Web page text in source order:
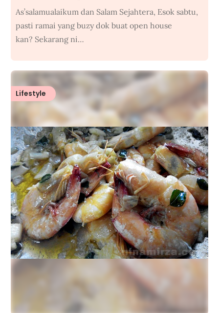
As’salamualaikum dan Salam Sejahtera, Esok sabtu,
pasti ramai yang buzy dok buat open house
kan? Sekarang ni…
Lifestyle